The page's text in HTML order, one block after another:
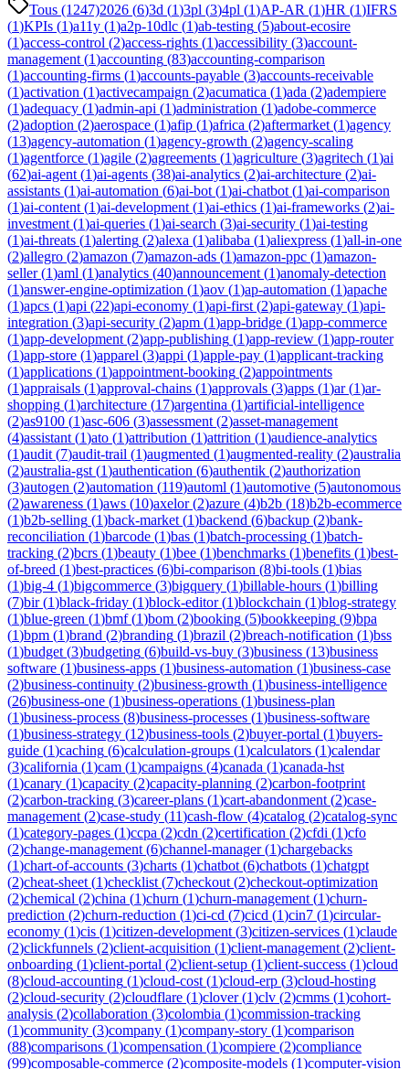
Tous (1247)2026 (6)3d (1)3pl (3)4pl (1)AP-AR (1)HR (1)IFRS
(1)KPIs (1)a11y (1)a2p-10dlc (1)ab-testing (5)about-ecosire
(1)access-control (2)access-rights (1)accessibility (3)account-
management (1)accounting (83)accounting-comparison
(1)accounting-firms (1)accounts-payable (3)accounts-receivable
(1)activation (1)activecampaign (2)acumatica (1)ada (2)adempiere
(1)adequacy (1)admin-api (1)administration (1)adobe-commerce
(2)adoption (2)aerospace (1)afip (1)africa (2)aftermarket (1)agency
(13)agency-automation (1)agency-growth (2)agency-scaling
(1)agentforce (1)agile (2)agreements (1)agriculture (3)agritech (1)ai
(62)ai-agent (1)ai-agents (38)ai-analytics (2)ai-architecture (2)ai-
assistants (1)ai-automation (6)ai-bot (1)ai-chatbot (1)ai-comparison
(1)ai-content (1)ai-development (1)ai-ethics (1)ai-frameworks (2)ai-
investment (1)ai-queries (1)ai-search (3)ai-security (1)ai-testing
(1)ai-threats (1)alerting (2)alexa (1)alibaba (1)aliexpress (1)all-in-one
(2)allegro (2)amazon (7)amazon-ads (1)amazon-ppc (1)amazon-
seller(1)aml (1)analytics (40)announcement (1)anomaly-detection
(1)answer-engine-optimization (1)aov (1)ap-automation (1)apache
(1)apcs (1)api (22)api-economy (1)api-first (2)api-gateway (1)api-
integration (3)api-security (2)apm (1)app-bridge (1)app-commerce
(1)app-development (2)app-publishing (1)app-review (1)app-router
(1)app-store (1)apparel (3)appi (1)apple-pay (1)applicant-tracking
(1)applications (1)appointment-booking (2)appointments
(1)appraisals (1)approval-chains (1)approvals (3)apps (1)ar(1)ar-
shopping (1)architecture (17)argentina (1)artificial-intelligence
(2)as9100 (1)asc-606 (3)assessment (2)asset-management
(4)assistant (1)ato (1)attribution (1)attrition (1)audience-analytics
(1)audit (7)audit-trail (1)augmented (1)augmented-reality (2)australia
(2)australia-gst (1)authentication (6)authentik (2)authorization
(3)autogen (2)automation (119)automl (1)automotive (5)autonomous
(2)awareness (1)aws (10)axelor(2)azure (4)b2b (18)b2b-ecommerce
(1)b2b-selling (1)back-market (1)backend (6)backup (2)bank-
reconciliation (1)barcode (1)bas (1)batch-processing (1)batch-
tracking (2)bcrs (1)beauty (1)bee (1)benchmarks (1)benefits (1)best-
of-breed (1)best-practices (6)bi-comparison (8)bi-tools (1)bias
(1)big-4 (1)bigcommerce (3)bigquery (1)billable-hours (1)billing
(7)bir(1)black-friday (1)block-editor(1)blockchain (1)blog-strategy
(1)blue-green (1)bmf(1)bom (2)booking (5)bookkeeping (9)bpa
(1)bpm (1)brand (2)branding (1)brazil (2)breach-notification (1)bss
(1)budget (3)budgeting (6)build-vs-buy (3)business (13)business
software (1)business-apps (1)business-automation (1)business-case
(2)business-continuity (2)business-growth (1)business-intelligence
(26)business-one (1)business-operations (1)business-plan
(1)business-process (8)business-processes (1)business-software
(1)business-strategy (12)business-tools (2)buyer-portal (1)buyers-
guide (1)caching (6)calculation-groups (1)calculators (1)calendar
(3)california (1)cam (1)campaigns (4)canada (1)canada-hst
(1)canary (1)capacity (2)capacity-planning (2)carbon-footprint
(2)carbon-tracking (3)career-plans (1)cart-abandonment (2)case-
management (2)case-study (11)cash-flow (4)catalog (2)catalog-sync
(1)category-pages (1)ccpa (2)cdn (2)certification (2)cfdi (1)cfo
(2)change-management (6)channel-manager(1)chargebacks
(1)chart-of-accounts (3)charts (1)chatbot (6)chatbots (1)chatgpt
(2)cheat-sheet (1)checklist (7)checkout (2)checkout-optimization
(2)chemical (2)china (1)churn (1)churn-management (1)churn-
prediction (2)churn-reduction (1)ci-cd (7)cicd (1)cin7 (1)circular-
economy (1)cis (1)citizen-development (3)citizen-services (1)claude
(2)clickfunnels (2)client-acquisition (1)client-management (2)client-
onboarding (1)client-portal (2)client-setup (1)client-success (1)cloud
(8)cloud-accounting (1)cloud-cost (1)cloud-erp (3)cloud-hosting
(2)cloud-security (2)cloudflare (1)clover(1)clv (2)cmms (1)cohort-
analysis (2)collaboration (3)colombia (1)commission-tracking
(1)community (3)company (1)company-story (1)comparison
(88)comparisons (1)compensation (1)compiere (2)compliance
(99)composable-commerce (2)composite-models (1)computer-vision